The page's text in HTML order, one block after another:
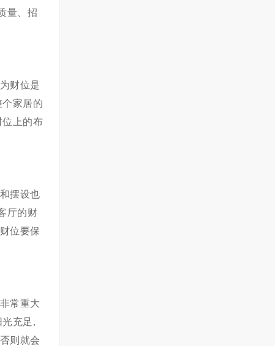
量、招
财位是
家居的
位上的布
摆设也
厅的财
位要保
常重大
充足,
则就会